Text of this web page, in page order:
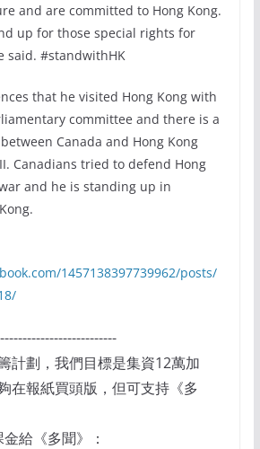
and are committed to Hong Kong.
up for those special rights for
said. #standwithHK
that he visited Hong Kong with
committee and there is a
Canada and Hong Kong
Canadians tried to defend Hong
and he is standing up in
1457138397739962/posts/
計劃，我們目標是集資12萬加
在報紙買頭版，但可支持《多
給《多聞》：